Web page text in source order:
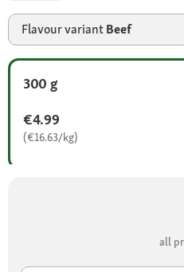
Flavour variantBeef
300 g
€4.99
(€16.63/kg)
all